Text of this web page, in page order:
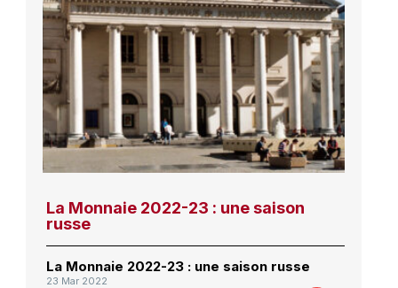
La Monnaie 2022-23 : une saison
russe
La Monnaie 2022-23 : une saison russe
23 Mar 2022